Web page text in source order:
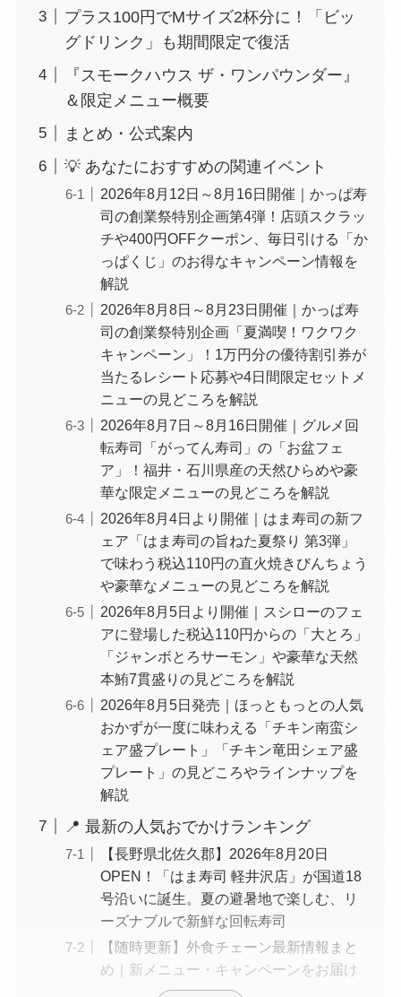
プラス100円でMサイズ2杯分に！「ビッ
グドリンク」も期間限定で復活
『スモークハウス ザ・ワンパウンダー』
＆限定メニュー概要
まとめ・公式案内
💡 あなたにおすすめの関連イベント
2026年8月12日～8月16日開催｜かっぱ寿
司の創業祭特別企画第4弾！店頭スクラッ
チや400円OFFクーポン、毎日引ける「か
っぱくじ」のお得なキャンペーン情報を
解説
2026年8月8日～8月23日開催｜かっぱ寿
司の創業祭特別企画「夏満喫！ワクワク
キャンペーン」！1万円分の優待割引券が
当たるレシート応募や4日間限定セットメ
ニューの見どころを解説
2026年8月7日～8月16日開催｜グルメ回
転寿司「がってん寿司」の「お盆フェ
ア」！福井・石川県産の天然ひらめや豪
華な限定メニューの見どころを解説
2026年8月4日より開催｜はま寿司の新フ
ェア「はま寿司の旨ねた夏祭り 第3弾」
で味わう税込110円の直火焼きびんちょう
や豪華なメニューの見どころを解説
2026年8月5日より開催｜スシローのフェ
アに登場した税込110円からの「大とろ」
「ジャンボとろサーモン」や豪華な天然
本鮪7貫盛りの見どころを解説
2026年8月5日発売｜ほっともっとの人気
おかずが一度に味わえる「チキン南蛮シ
ェア盛プレート」「チキン竜田シェア盛
プレート」の見どころやラインナップを
解説
📍 最新の人気おでかけランキング
【長野県北佐久郡】2026年8月20日
OPEN！「はま寿司 軽井沢店」が国道18
号沿いに誕生。夏の避暑地で楽しむ、リ
ーズナブルで新鮮な回転寿司
【随時更新】外食チェーン最新情報まと
め｜新メニュー・キャンペーンをお届け